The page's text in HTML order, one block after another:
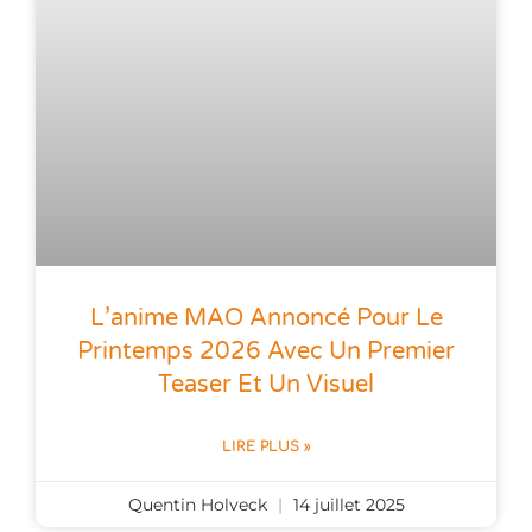
L’anime MAO Annoncé Pour Le
Printemps 2026 Avec Un Premier
Teaser Et Un Visuel
LIRE PLUS »
Quentin Holveck 14 juillet 2025